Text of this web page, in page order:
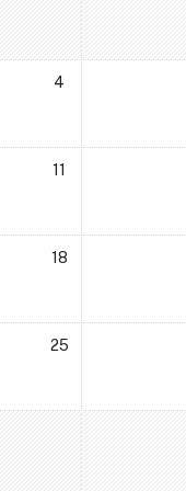
3 грудня
Немає подій,
4
10 грудня
Немає подій,
11
17 грудня
Немає подій,
18
24 грудня
Немає подій,
25
31 грудня